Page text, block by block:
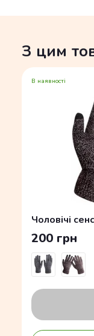
З цим
В наявності
Чоловічі
200 грн